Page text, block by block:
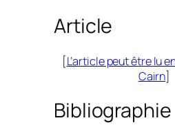
Article
[L’article peut être lu
Cairn]
Bibliographie